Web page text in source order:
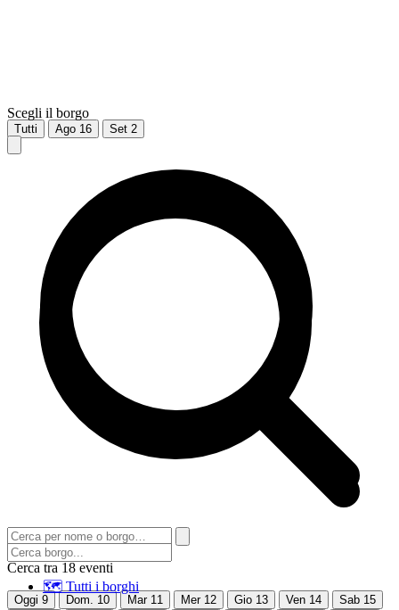
Scegli il borgo
🗺 Tutti i borghi
Tutti Ago 16 Set 2
Cerca tra 18 eventi
Oggi 9 Dom. 10 Mar 11 Mer 12 Gio 13 Ven 14 Sab 15